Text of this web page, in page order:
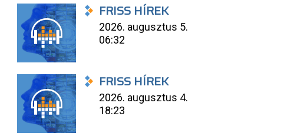
FRISS HÍREK
2026. augusztus 5.
06:32
FRISS HÍREK
2026. augusztus 4.
18:23